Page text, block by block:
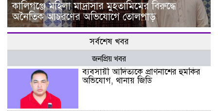
কালিগঞ্জে মহিলা মাদ্রাসার মুহতামিমের বিরুদ্ধে
অনৈতিক আচরণের অভিযোগে তোলপাড়
সর্বশেষ খবর
জনপ্রিয় খবর
ব্যবসায়ী আদিত্যকে প্রাণনাশের হুমকির
অভিযোগ, থানায় জিডি